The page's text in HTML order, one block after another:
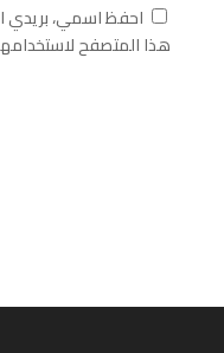
احفظ اسمي، بريدي
هذا المتصفح